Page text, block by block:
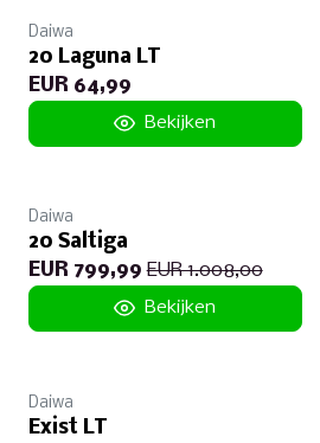
Daiwa
20 Laguna LT
EUR 64,99
Bekijken
Daiwa
20 Saltiga
EUR 799,99 EUR 1.008,00
Bekijken
Daiwa
Exist LT